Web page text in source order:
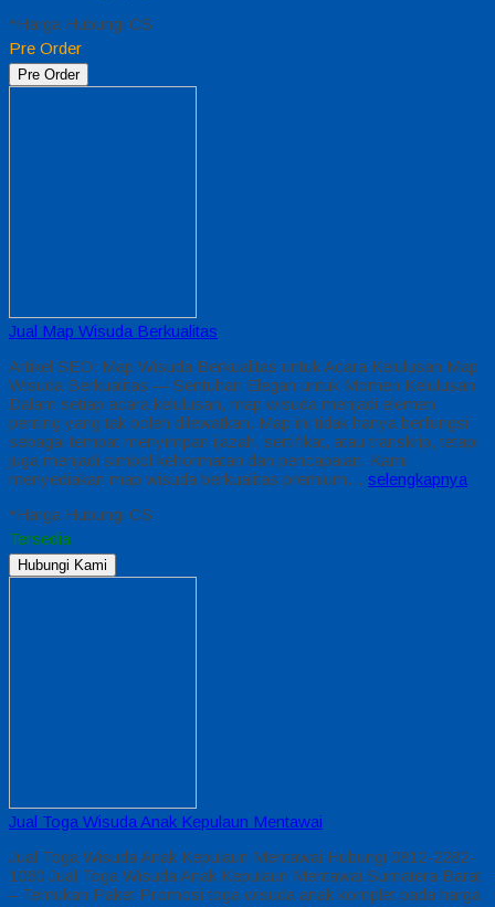
*Harga Hubungi CS
Pre Order
Pre Order
Jual Map Wisuda Berkualitas
Artikel SEO: Map Wisuda Berkualitas untuk Acara Kelulusan Map
Wisuda Berkualitas — Sentuhan Elegan untuk Momen Kelulusan
Dalam setiap acara kelulusan, map wisuda menjadi elemen
penting yang tak boleh dilewatkan. Map ini tidak hanya berfungsi
sebagai tempat menyimpan ijazah, sertifikat, atau transkrip, tetapi
juga menjadi simbol kehormatan dan pencapaian. Kami
menyediakan map wisuda berkualitas premium… selengkapnya
*Harga Hubungi CS
Tersedia
Hubungi Kami
Jual Toga Wisuda Anak Kepulaun Mentawai
Jual Toga Wisuda Anak Kepulaun Mentawai Hubungi 0812-2282-
1060 Jual Toga Wisuda Anak Kepulaun Mentawai Sumatera Barat
– Temukan Paket Promosi toga wisuda anak komplet pada harga